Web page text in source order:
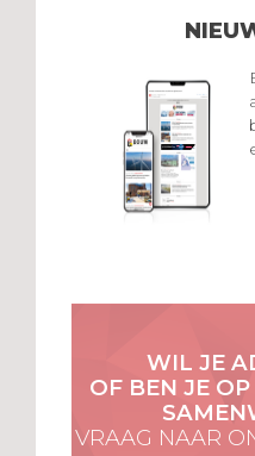
WIL JE
OF BEN JE
VRAAG NAAR